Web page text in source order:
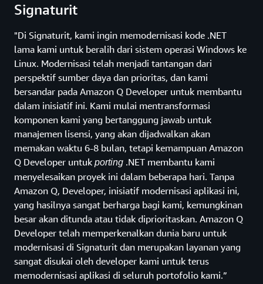
Signaturit
"Di Signaturit, kami ingin memodernisasi kode .NET
lama kami untuk beralih dari sistem operasi Windows ke
Linux. Modernisasi telah menjadi tantangan dari
perspektif sumber daya dan prioritas, dan kami
bersandar pada Amazon Q Developer untuk membantu
dalam inisiatif ini. Kami mulai mentransformasi
komponen kami yang bertanggung jawab untuk
manajemen lisensi, yang akan dijadwalkan akan
memakan waktu 6-8 bulan, tetapi kemampuan Amazon
Q Developer untuk porting .NET membantu kami
menyelesaikan proyek ini dalam beberapa hari. Tanpa
Amazon Q, Developer, inisiatif modernisasi aplikasi ini,
yang hasilnya sangat berharga bagi kami, kemungkinan
besar akan ditunda atau tidak diprioritaskan. Amazon Q
Developer telah memperkenalkan dunia baru untuk
modernisasi di Signaturit dan merupakan layanan yang
sangat disukai oleh developer kami untuk terus
memodernisasi aplikasi di seluruh portofolio kami.”